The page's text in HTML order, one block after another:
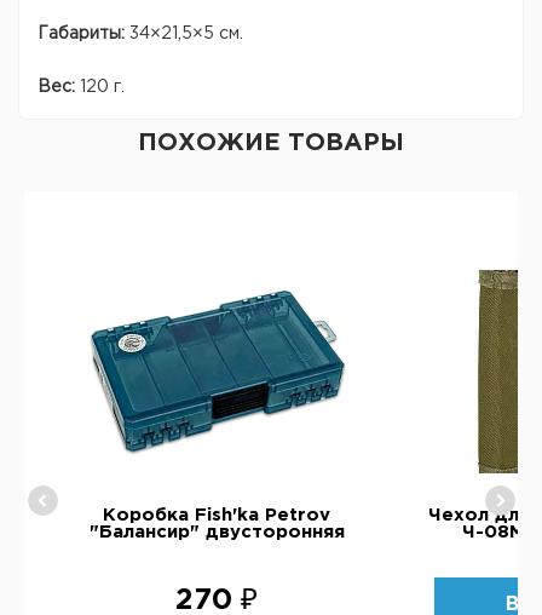
Габариты: 34×21,5×5 см.
Вес: 120 г.
ПОХОЖИЕ ТОВАРЫ
Коробка Fish'ka Petrov
"Балансир" двусторонняя
270 ₽
Чехол для
Ч-08М